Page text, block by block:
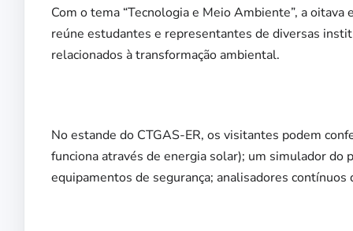
Com o tema “Tecnologia e Meio Ambiente”, a oitava
reúne estudantes e representantes de diversas
relacionados à transformação ambiental.
No estande do CTGAS-ER, os visitantes podem
funciona através de energia solar); um simulador do
equipamentos de segurança; analisadores